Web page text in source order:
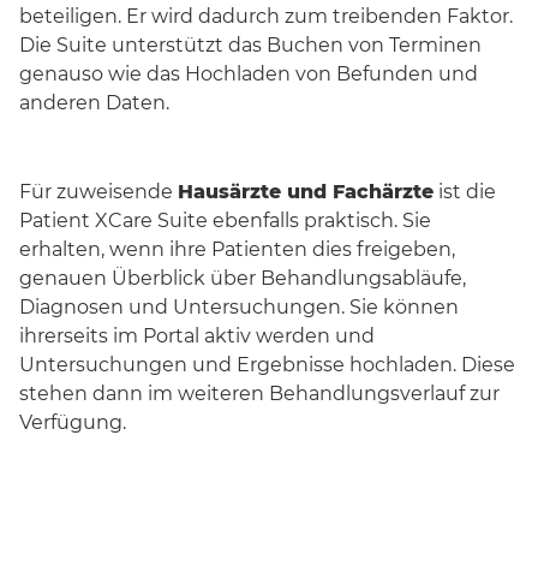
beteiligen. Er wird dadurch zum treibenden Faktor.
Die Suite unterstützt das Buchen von Terminen
genauso wie das Hochladen von Befunden und
anderen Daten.
Für zuweisende Hausärzte und Fachärzte ist die
Patient XCare Suite ebenfalls praktisch. Sie
erhalten, wenn ihre Patienten dies freigeben,
genauen Überblick über Behandlungsabläufe,
Diagnosen und Untersuchungen. Sie können
ihrerseits im Portal aktiv werden und
Untersuchungen und Ergebnisse hochladen. Diese
stehen dann im weiteren Behandlungsverlauf zur
Verfügung.